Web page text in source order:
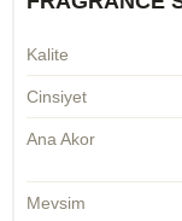
Kalite
Cinsiyet
Ana Akor
Mevsim